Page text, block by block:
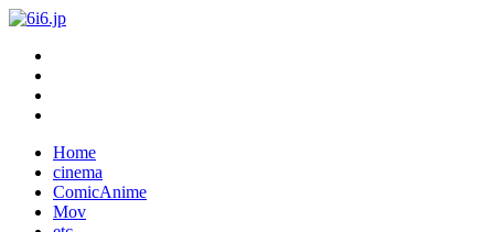
Home
cinema
ComicAnime
Mov